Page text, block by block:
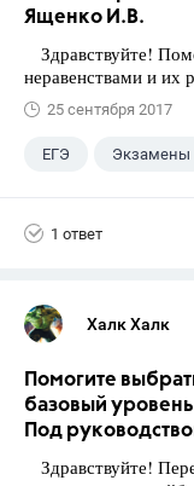
Ященко И.В.
Здравствуйте!
неравенствами и их
25 сентября 2017
ЕГЭ Экзамены
1 ответ
Халк Халк
Помогите
базовый
Под
Здравствуйте!